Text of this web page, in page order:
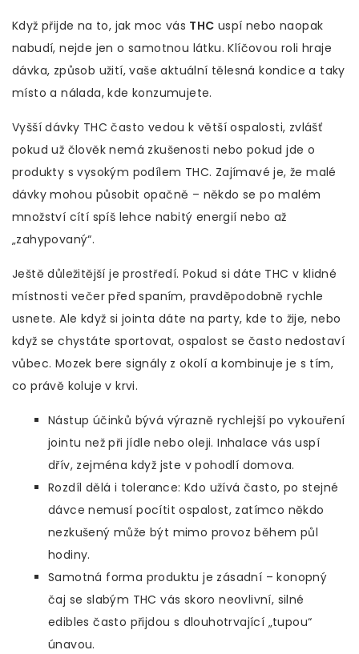
Když přijde na to, jak moc vás THC uspí nebo naopak
nabudí, nejde jen o samotnou látku. Klíčovou roli hraje
dávka, způsob užití, vaše aktuální tělesná kondice a taky
místo a nálada, kde konzumujete.
Vyšší dávky THC často vedou k větší ospalosti, zvlášť
pokud už člověk nemá zkušenosti nebo pokud jde o
produkty s vysokým podílem THC. Zajímavé je, že malé
dávky mohou působit opačně – někdo se po malém
množství cítí spíš lehce nabitý energií nebo až
„zahypovaný“.
Ještě důležitější je prostředí. Pokud si dáte THC v klidné
místnosti večer před spaním, pravděpodobně rychle
usnete. Ale když si jointa dáte na party, kde to žije, nebo
když se chystáte sportovat, ospalost se často nedostaví
vůbec. Mozek bere signály z okolí a kombinuje je s tím,
co právě koluje v krvi.
Nástup účinků bývá výrazně rychlejší po vykouření
jointu než při jídle nebo oleji. Inhalace vás uspí
dřív, zejména když jste v pohodlí domova.
Rozdíl dělá i tolerance: Kdo užívá často, po stejné
dávce nemusí pocítit ospalost, zatímco někdo
nezkušený může být mimo provoz během půl
hodiny.
Samotná forma produktu je zásadní – konopný
čaj se slabým THC vás skoro neovlivní, silné
edibles často přijdou s dlouhotrvající „tupou“
únavou.